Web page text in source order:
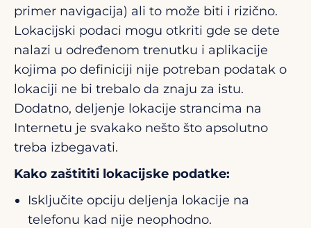
primer navigacija) ali to može biti i rizično.
Lokacijski podaci mogu otkriti gde se dete
nalazi u određenom trenutku i aplikacije
kojima po definiciji nije potreban podatak o
lokaciji ne bi trebalo da znaju za istu.
Dodatno, deljenje lokacije strancima na
Internetu je svakako nešto što apsolutno
treba izbegavati.
Kako zaštititi lokacijske podatke:
Isključite opciju deljenja lokacije na
telefonu kad nije neophodno.